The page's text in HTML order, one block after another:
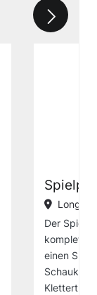
Der
komplett
einen
Schaukel,